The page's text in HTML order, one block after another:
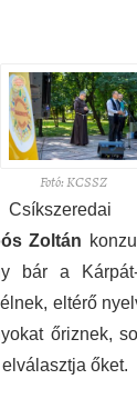
Fotó: KCSSZ
Zoltán
bár a
eltérő
őriznek,
őket.